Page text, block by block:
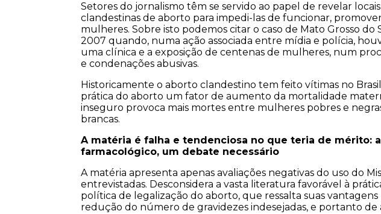
Setores do jornalismo têm se servido ao papel de revelar
clandestinas de aborto para impedi-las de funcionar,
mulheres. Sobre isto podemos citar o caso de Mato Grosso
2007 quando, numa ação associada entre mídia e polícia,
uma clínica e a exposição de centenas de mulheres, num
e condenações abusivas.
Historicamente o aborto clandestino tem feito vítimas no
prática do aborto um fator de aumento da mortalidade
inseguro provoca mais mortes entre mulheres pobres e
brancas.
A matéria é falha e tendenciosa no que teria de mérito:
farmacológico, um debate necessário
A matéria apresenta apenas avaliações negativas do uso do
entrevistadas. Desconsidera a vasta literatura favorável à
política de legalização do aborto, que ressalta suas vantagens
redução do número de gravidezes indesejadas, e portanto de